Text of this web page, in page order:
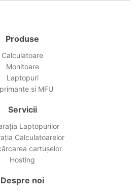
Produse
Calculatoare
Monitoare
Laptopuri
si MFU
Servicii
Laptopurilor
Calculatoarelor
cartușelor
Hosting
Despre noi